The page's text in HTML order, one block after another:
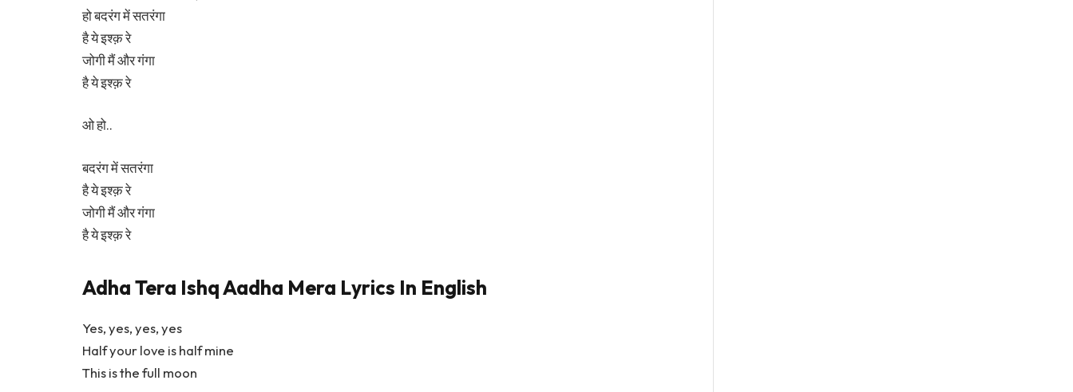
हो बदरंग में सतरंगा
है ये इश्क़ रे
जोगी मैं और गंगा
है ये इश्क़ रे
ओ हो..
बदरंग में सतरंगा
है ये इश्क़ रे
जोगी मैं और गंगा
है ये इश्क़ रे
Adha Tera Ishq Aadha Mera Lyrics In English
Yes, yes, yes, yes
Half your love is half mine
This is the full moon